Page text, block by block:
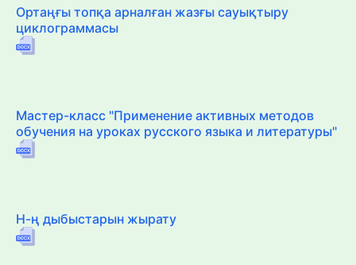
Ортаңғы топқа арналған жазғы сауықтыру
циклограммасы
Мастер-класс "Применение активных методов
обучения на уроках русского языка и литературы"
Н-ң дыбыстарын жырату